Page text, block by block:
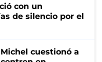
con un
de silencio por el
cuestionó a